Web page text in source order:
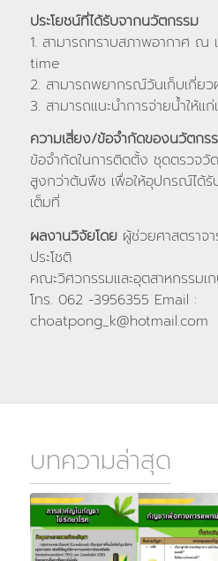
ประโยชน์ที่ได้รับจากนวัตกรรม
1. สามารถทราบสภาพอากาศ ณ
time
2. สามารถพยากรณ์วันเก็บเกี่ย
3. สามารถแนะนำการจ่ายน้ำให้แ
ความเสี่ยง/ข้อจำกัดของนวัตกร
ข้อจำกัดในการติดตั้ง ชุดตรวจ
สูงกว่าต้นพืช เพื่อให้อุปกรณ์ได้
เต็มที่
ผลงานวิจัยโดยผู้ช่วยศาสตราจ
ประโชติ
คณะวิศวกรรมและอุตสาหกรรมเ
โทร. 062 -3956355 Email :
choatpong_k@hotmail.com
บทความล่าสุด